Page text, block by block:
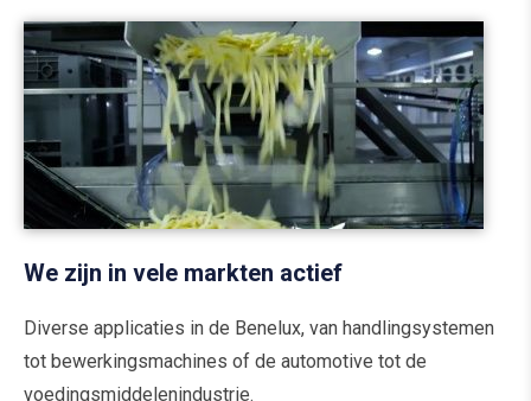
We zijn in vele markten actief
Diverse applicaties in de Benelux, van handlingsystemen
tot bewerkingsmachines of de automotive tot de
voedingsmiddelenindustrie.